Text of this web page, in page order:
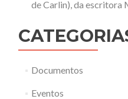
de Carlin), da escritora
Documentos
Eventos